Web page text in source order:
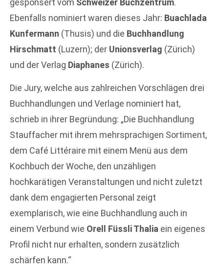
gesponsert vom Schweizer Buchzentrum.
Ebenfalls nominiert waren dieses Jahr: Buachlada
Kunfermann (Thusis) und die Buchhandlung
Hirschmatt (Luzern); der Unionsverlag (Zürich)
und der Verlag Diaphanes (Zürich).
Die Jury, welche aus zahlreichen Vorschlägen drei
Buchhandlungen und Verlage nominiert hat,
schrieb in ihrer Begründung: „Die Buchhandlung
Stauffacher mit ihrem mehrsprachigen Sortiment,
dem Café Littéraire mit einem Menü aus dem
Kochbuch der Woche, den unzähligen
hochkarätigen Veranstaltungen und nicht zuletzt
dank dem engagierten Personal zeigt
exemplarisch, wie eine Buchhandlung auch in
einem Verbund wie Orell Füssli Thalia ein eigenes
Profil nicht nur erhalten, sondern zusätzlich
schärfen kann.“